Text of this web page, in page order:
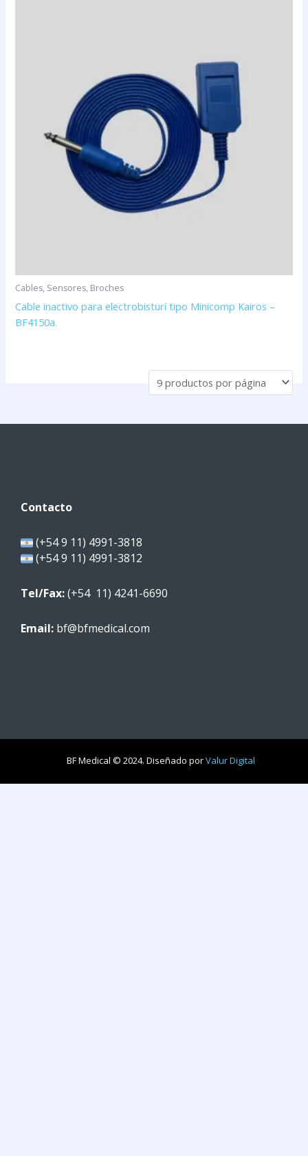
Cables, Sensores, Broches
Cable inactivo para electrobisturí tipo Minicomp Kairos –
BF4150a.
Contacto
(+54 9 11) 4991-3818
(+54 9 11) 4991-3812
Tel/Fax:(+54 11) 4241-6690
Email: bf@bfmedical.com
BF Medical © 2024. Diseñado porValur Digital